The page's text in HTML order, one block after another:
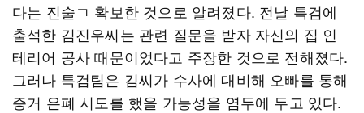
다는 진술ㄱ 확보한 것으로 알려졌다. 전날 특검에
출석한 김진우씨는 관련 질문을 받자 자신의 집 인
테리어 공사 때문이었다고 주장한 것으로 전해졌다.
그러나 특검팀은 김씨가 수사에 대비해 오빠를 통해
증거 은폐 시도를 했을 가능성을 염두에 두고 있다.